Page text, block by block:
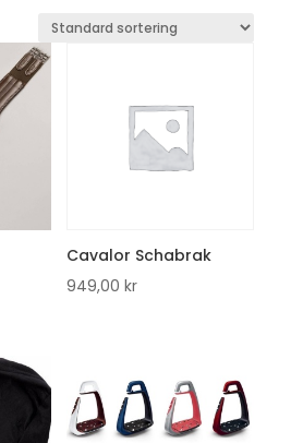
Cavalor Schabrak
949,00kr